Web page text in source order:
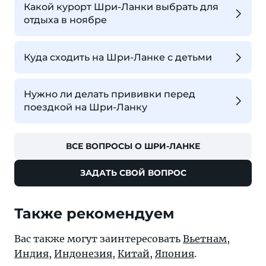
Какой курорт Шри-Ланки выбрать для
отдыха в ноябре
Куда сходить на Шри-Ланке с детьми
Нужно ли делать прививки перед
поездкой на Шри-Ланку
ВСЕ ВОПРОСЫ О ШРИ-ЛАНКЕ
ЗАДАТЬ СВОЙ ВОПРОС
Также рекомендуем
Вас также могут заинтересовать Вьетнам,
Индия, Индонезия, Китай, Япония.